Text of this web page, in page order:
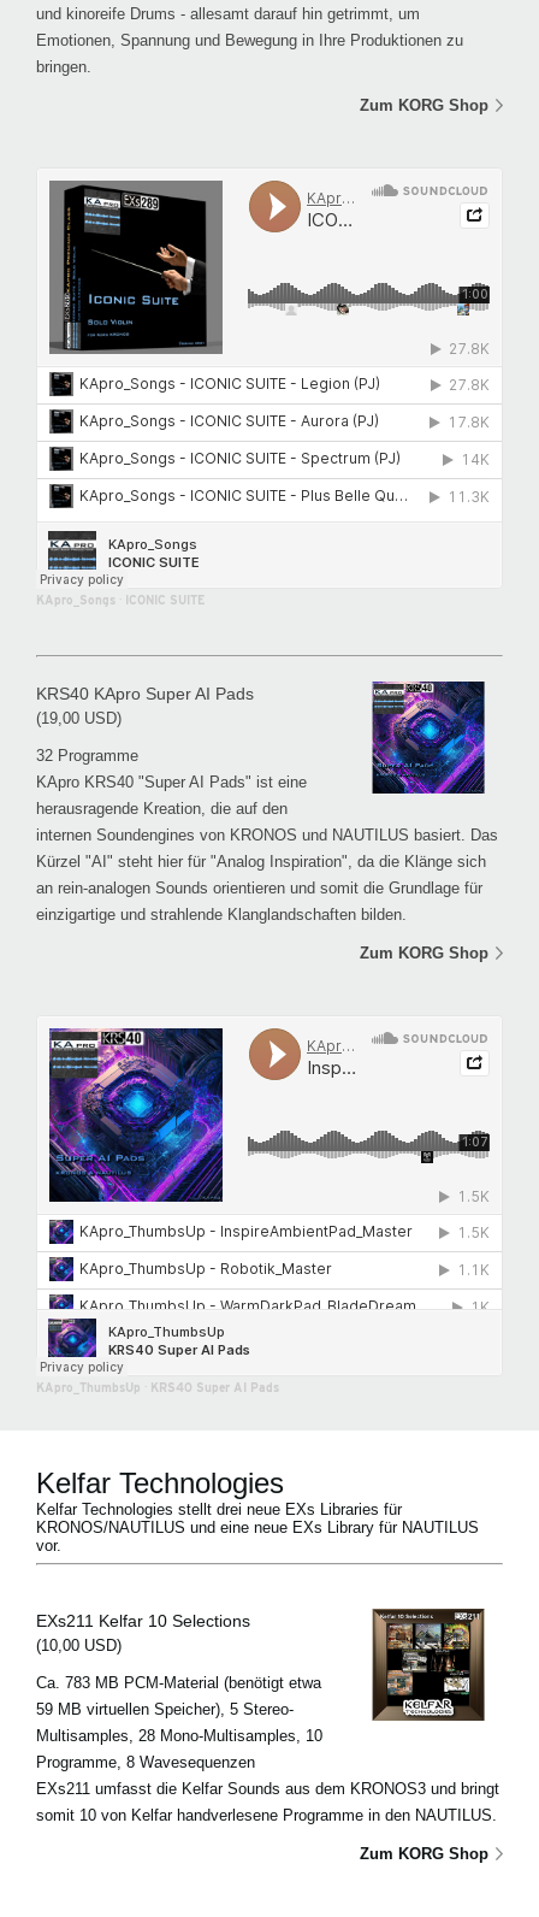
und kinoreife Drums - allesamt darauf hin getrimmt, um
Emotionen, Spannung und Bewegung in Ihre Produktionen zu
bringen.
Zum KORG Shop
KApro_Songs ICONIC SUITE
KRS40 KApro Super AI Pads
(19,00 USD)
32 Programme
KApro KRS40 "Super AI Pads" ist eine
herausragende Kreation, die auf den
internen Soundengines von KRONOS und NAUTILUS basiert. Das
Kürzel "AI" steht hier für "Analog Inspiration", da die Klänge sich
an rein-analogen Sounds orientieren und somit die Grundlage für
einzigartige und strahlende Klanglandschaften bilden.
Zum KORG Shop
KApro_ThumbsUp KRS40 Super AI Pads
Kelfar Technologies
Kelfar Technologies stellt drei neue EXs Libraries für
KRONOS/NAUTILUS und eine neue EXs Library für NAUTILUS
vor.
EXs211 Kelfar 10 Selections
(10,00 USD)
Ca. 783 MB PCM-Material (benötigt etwa
59 MB virtuellen Speicher), 5 Stereo-
Multisamples, 28 Mono-Multisamples, 10
Programme, 8 Wavesequenzen
EXs211 umfasst die Kelfar Sounds aus dem KRONOS3 und bringt
somit 10 von Kelfar handverlesene Programme in den NAUTILUS.
Zum KORG Shop